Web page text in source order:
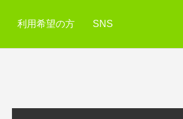
利用希望の方 SNS